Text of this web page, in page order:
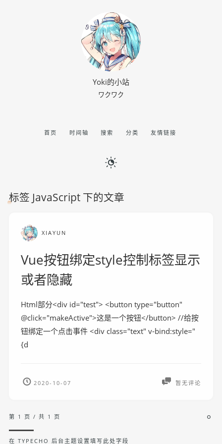
Yoki的小站
ワクワク
首页 时间轴 搜索 分类 友情链接
标签 JavaScript 下的文章
XIAYUN
Vue按钮绑定style控制标签显示
或者隐藏
Html部分<div id="test"> <button type="button"
@click="makeActive">这是一个按钮</button> //给按
钮绑定一个点击事件 <div class="text" v-bind:style="
{d
2020-10-07 暂无评论
第 1 页 / 共 1 页
在 TYPECHO 后台主题设置填写此处字段